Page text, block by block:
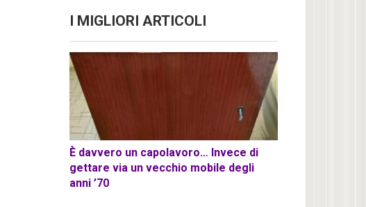
I MIGLIORI ARTICOLI
È davvero un capolavoro… Invece di
gettare via un vecchio mobile degli
anni ’70